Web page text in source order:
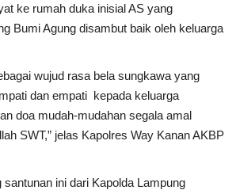
ke rumah duka inisial AS yang
Bumi Agung disambut baik oleh keluarga
wujud rasa bela sungkawa yang
dan empati kepada keluarga
doa mudah-mudahan segala amal
SWT,” jelas Kapolres Way Kanan AKBP
santunan ini dari Kapolda Lampung